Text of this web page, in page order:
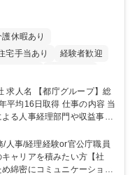
護休暇あり
宅手当あり
経験者歓迎
あり
得 仕事の内容 当
る人事経理部門や収益事業
をお任せいたします。研修
細 【業務詳細】■
に係る管理業務 ■収益部
広場の「イベントコーナ
人事/経理経験or官公庁職員
ャリアを積みたい方【社
綿密にコミュニケーション